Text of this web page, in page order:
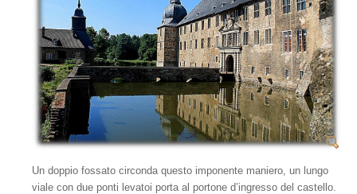
Un doppio fossato circonda questo imponente maniero, un lungo
viale con due ponti levatoi porta al portone d’ingresso del castello.